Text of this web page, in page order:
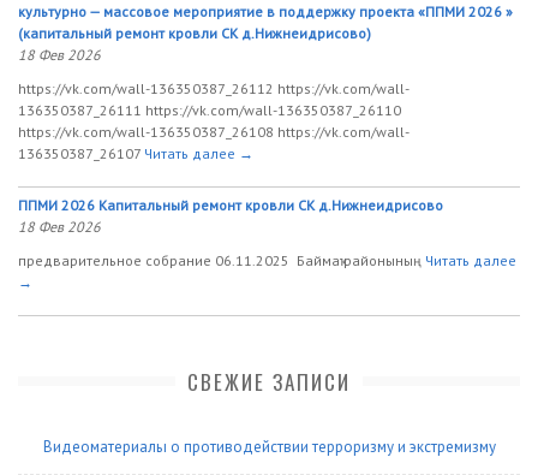
культурно — массовое мероприятие в поддержку проекта «ППМИ 2026 »
(капитальный ремонт кровли СК д.Нижнеидрисово)
18 Фев 2026
https://vk.com/wall-136350387_26112 https://vk.com/wall-
136350387_26111 https://vk.com/wall-136350387_26110
https://vk.com/wall-136350387_26108 https://vk.com/wall-
136350387_26107 Читать далее →
ППМИ 2026 Капитальный ремонт кровли СК д.Нижнеидрисово
18 Фев 2026
предварительное собрание 06.11.2025 Баймаҡ районының Читать далее
→
СВЕЖИЕ ЗАПИСИ
Видеоматериалы о противодействии терроризму и экстремизму